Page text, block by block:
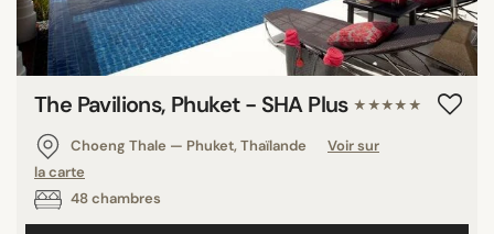
The Pavilions, Phuket - SHA Plus ★★★★★
Choeng Thale — Phuket, Thaïlande
Voir sur
la carte
48 chambres